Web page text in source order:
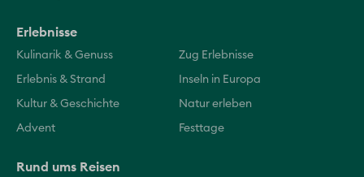
Erlebnisse
Kulinarik & Genuss Zug Erlebnisse
Erlebnis & Strand Inseln in Europa
Kultur & Geschichte Natur erleben
Advent Festtage
Rund ums Reisen